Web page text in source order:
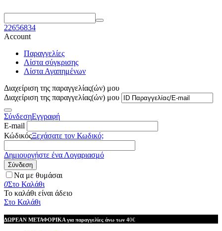
22656834
Account
Παραγγελίες
Λίστα σύγκρισης
Λίστα Αγαπημένων
Διαχείριση της παραγγελίας(ών) μου
Διαχείριση της παραγγελίας(ών) μου
ΣύνδεσηΕγγραφή
E-mail
ΚώδικόςΞεχάσατε τον Κωδικό;
Δημιουργήστε ένα Λογαριασμό
Σύνδεση
Να με θυμάσαι
0Στο Καλάθι
Το καλάθι είναι άδειο
Στο Καλάθι
ΔΩΡΕΑΝ ΜΕΤΑΦΟΡΙΚΑ για παραγγελίες άνω των 40€